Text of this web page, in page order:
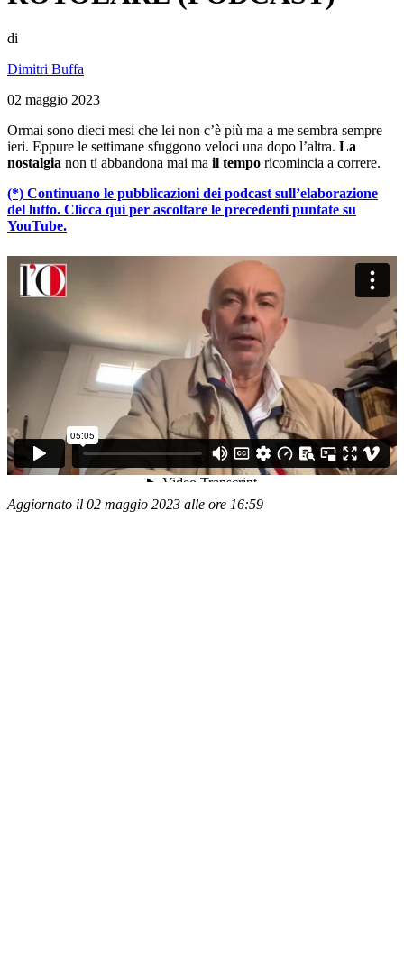
di
Dimitri Buffa
02 maggio 2023
Ormai sono dieci mesi che lei non c’è più ma a me sembra sempre
ieri. Eppure le settimane sfuggono veloci una dopo l’altra. La
nostalgia non ti abbandona mai ma il tempo ricomincia a correre.
(*) Continuano le pubblicazioni dei podcast sull’elaborazione
del lutto. Clicca qui per ascoltare le precedenti puntate su
YouTube.
Aggiornato il 02 maggio 2023 alle ore 16:59